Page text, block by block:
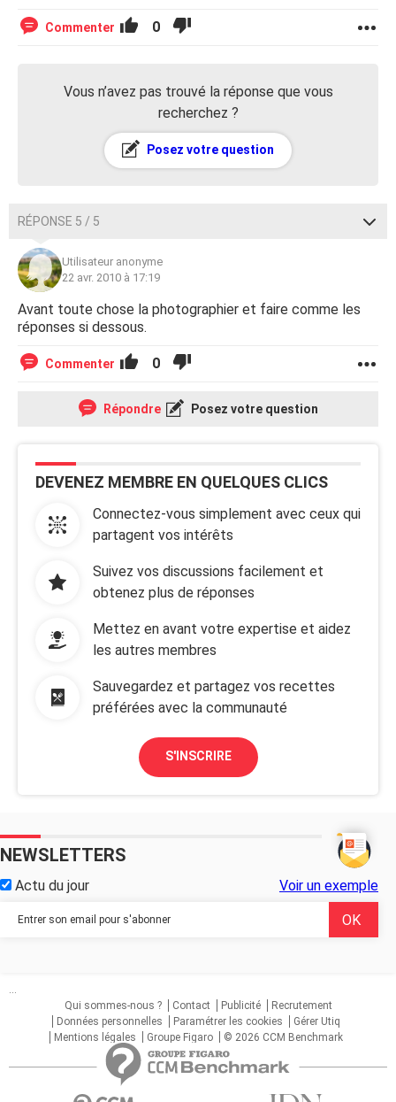
Commenter 0
Vous n’avez pas trouvé la réponse que vous
recherchez ?
Posez votre question
RÉPONSE 5 / 5
Utilisateur anonyme
22 avr. 2010 à 17:19
Avant toute chose la photographier et faire comme les
réponses si dessous.
Commenter 0
Répondre Posez votre question
DEVENEZ MEMBRE EN QUELQUES CLICS
Connectez-vous simplement avec ceux qui
partagent vos intérêts
Suivez vos discussions facilement et
obtenez plus de réponses
Mettez en avant votre expertise et aidez
les autres membres
Sauvegardez et partagez vos recettes
préférées avec la communauté
S'INSCRIRE
NEWSLETTERS
Actu du jour Voir un exemple
...
Qui sommes-nous ?
Contact Publicité
Recrutement
Données personnelles
Paramétrer les cookies
Gérer Utiq
Mentions légales
Groupe Figaro © 2026 CCM Benchmark